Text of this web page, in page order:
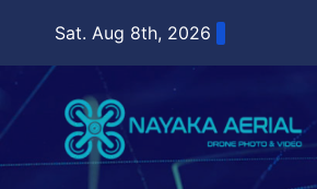
content
Sat. Aug 8th, 2026